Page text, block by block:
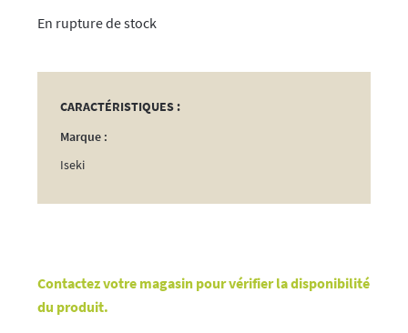
Contactez votre magasin pour vérifier la disponibilité
du produit.
rupture de stock
CARACTÉRISTIQUES :
Marque :
Iseki